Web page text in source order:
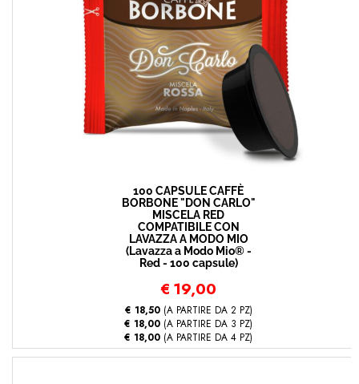
100 CAPSULE CAFFÈ
BORBONE "DON CARLO"
MISCELA RED
COMPATIBILE CON
LAVAZZA A MODO MIO
(Lavazza a Modo Mio® -
Red - 100 capsule)
€ 19,00
€ 18,50(A PARTIRE DA 2 PZ)
€ 18,00 (A PARTIRE DA 3 PZ)
€ 18,00 (A PARTIRE DA 4 PZ)